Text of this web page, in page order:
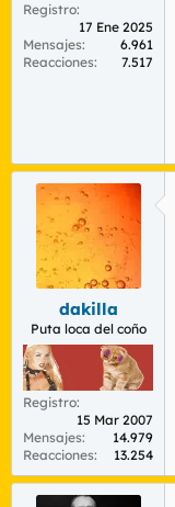
Registro
17 Ene 2025
Mensajes
6.961
Reacciones
7.517
dakilla
Puta loca del coño
Registro
15 Mar 2007
Mensajes
14.979
Reacciones
13.254